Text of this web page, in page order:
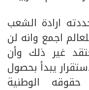
ارادة الشعب
اجمع وانه لن
غير ذلك وأن
يبدأ بحصول
الوطنية